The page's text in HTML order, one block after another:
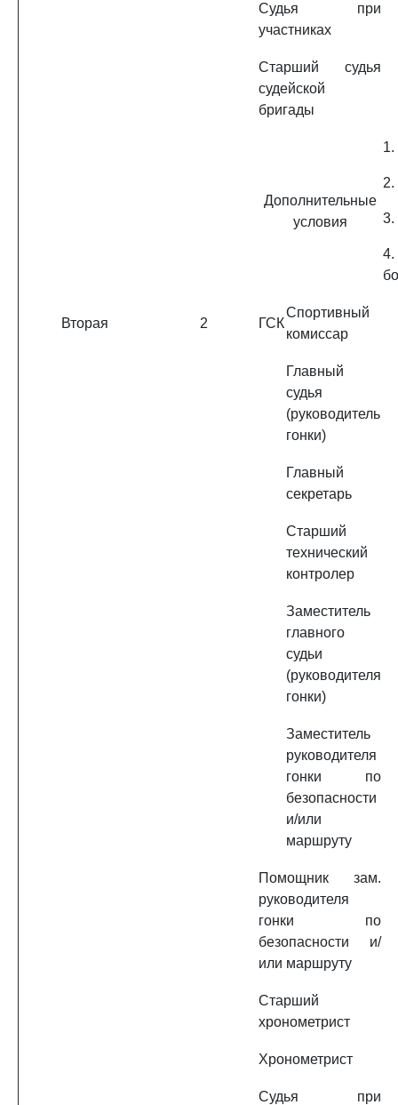
Судья при
участниках
Старший судья
судейской
бригады
Дополнительные
условия
1.
2.
3.
4.
Вторая 2 ГСК
Спортивный
комиссар
Главный
судья
(руководитель
гонки)
Главный
секретарь
Старший
технический
контролер
Заместитель
главного
судьи
(руководителя
гонки)
Заместитель
руководителя
гонки по
безопасности
и/или
маршруту
Помощник зам.
руководителя
гонки по
безопасности и/
или маршруту
Старший
хронометрист
Хронометрист
Судья при